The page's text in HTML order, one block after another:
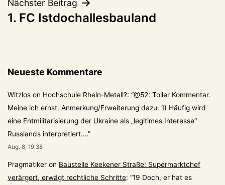
Nächster Beitrag
1. FC Istdochallesbauland
Neueste Kommentare
Witzlos on Hochschule Rhein-Metall?: “@52: Toller Kommentar.
Meine ich ernst. Anmerkung/Erweiterung dazu: 1) Häufig wird
eine Entmilitarisierung der Ukraine als „legitimes Interesse“
Russlands interpretiert.…”
Aug. 8, 19:38
Pragmatiker on Baustelle Keekener Straße: Supermarktchef
verärgert, erwägt rechtliche Schritte: “19 Doch, er hat es